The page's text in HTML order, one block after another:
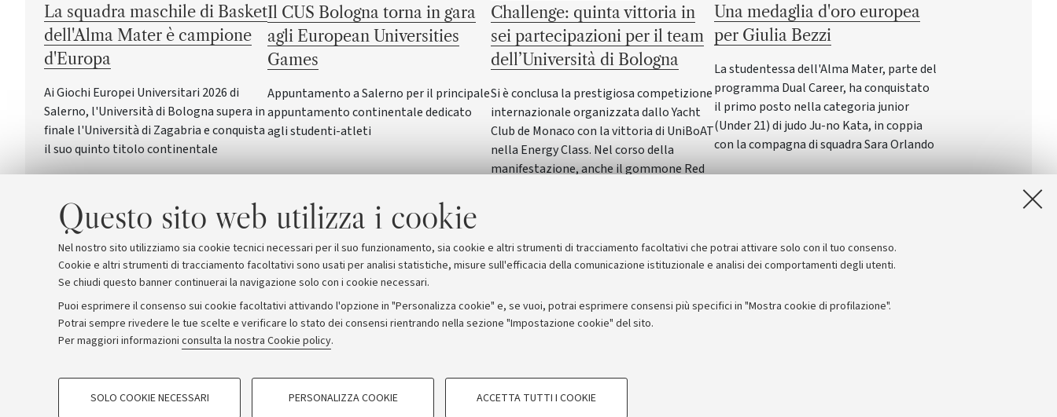
Questo sito web utilizza i cookie
Nel nostro sito utilizziamo sia cookie tecnici necessari per il suo funzionamento, sia cookie e altri strumenti di tracciamento facoltativi che potrai attivare solo con il tuo consenso.
Cookie e altri strumenti di tracciamento facoltativi sono usati per analisi statistiche, misure sull'efficacia della comunicazione istituzionale e analisi dei comportamenti degli utenti.
Se chiudi questo banner continuerai la navigazione solo con i cookie necessari.
Puoi esprimere il consenso sui cookie facoltativi attivando l'opzione in "Personalizza cookie" e, se vuoi, potrai esprimere consensi più specifici in "Mostra cookie di profilazione".
Potrai sempre rivedere le tue scelte e verificare lo stato dei consensi rientrando nella sezione "Impostazione cookie" del sito.
Per maggiori informazioni consulta la nostra Cookie policy.
COOKIE DI PROFILAZIONE - FACOLTATIVI COOKIE TECNICI - NECESSARI
SOLO COOKIE NECESSARI PERSONALIZZA COOKIE ACCETTA TUTTI I COOKIE
La squadra maschile di Basket
dell'Alma Mater è campione
d'Europa
Ai Giochi Europei Universitari 2026 di
Salerno, l'Università di Bologna supera in
finale l'Università di Zagabria e conquista
il suo quinto titolo continentale
Il CUS Bologna torna in gara
agli European Universities
Games
Appuntamento a Salerno per il principale
appuntamento continentale dedicato
agli studenti-atleti
Challenge: quinta vittoria in
sei partecipazioni per il team
dell’Università di Bologna
Si è conclusa la prestigiosa competizione
internazionale organizzata dallo Yacht
Club de Monaco con la vittoria di UniBoAT
nella Energy Class. Nel corso della
manifestazione, anche il gommone Red
Rettorato
Una medaglia d'oro europea
per Giulia Bezzi
La studentessa dell'Alma Mater, parte del
programma Dual Career, ha conquistato
il primo posto nella categoria junior
(Under 21) di judo Ju-no Kata, in coppia
con la compagna di squadra Sara Orlando
Archivio Comunicati stampa Redazione Rassegna stampa
© Copyright 2026 - ALMA MATER STUDIORUM - Università di Bologna - Via Zamboni, 33 - 40126 Bologna - PI: 01131710376 - CF: 80007010376